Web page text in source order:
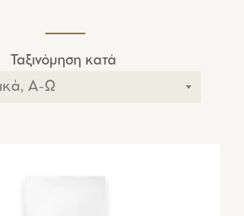
Ταξινόμηση κατά